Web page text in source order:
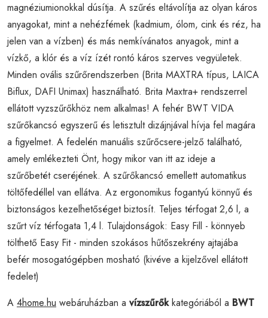
magnéziumionokkal dúsítja. A szűrés eltávolítja az olyan káros
anyagokat, mint a nehézfémek (kadmium, ólom, cink és réz, ha
jelen van a vízben) és más nemkívánatos anyagok, mint a
vízkő, a klór és a víz ízét rontó káros szerves vegyületek.
Minden ovális szűrőrendszerben (Brita MAXTRA típus, LAICA
Biflux, DAFI Unimax) használható. Brita Maxtra+ rendszerrel
ellátott vyzszűrőkhöz nem alkalmas! A fehér BWT VIDA
szűrőkancsó egyszerű és letisztult dizájnjával hívja fel magára
a figyelmet. A fedelén manuális szűrőcsere-jelző található,
amely emlékezteti Önt, hogy mikor van itt az ideje a
szűrőbetét cseréjének. A szűrőkancsó emellett automatikus
töltőfedéllel van ellátva. Az ergonomikus fogantyú könnyű és
biztonságos kezelhetőséget biztosít. Teljes térfogat 2,6 l, a
szűrt víz térfogata 1,4 l. Tulajdonságok: Easy Fill - könnyeb
tölthető Easy Fit - minden szokásos hűtőszekrény ajtajába
befér mosogatógépben mosható (kivéve a kijelzővel ellátott
fedelet)
A 4home.hu webáruházban a vízszűrőkkategóriából a BWT